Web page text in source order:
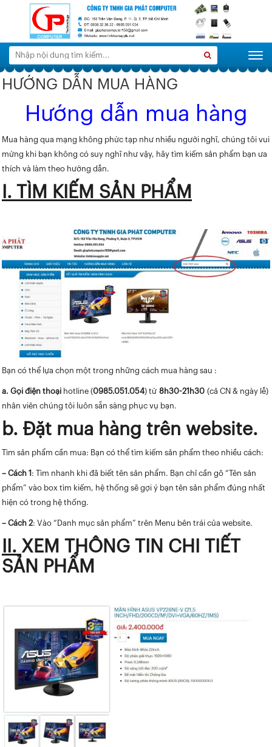
Tìm
kiếm:
HƯỚNG DẪN MUA HÀNG
Hướng dẫn mua hàng
Mua hàng qua mạng không phức tạp như nhiều người nghĩ, chúng tôi vui
mừng khi bạn không có suy nghĩ như vậy, hãy tìm kiếm sản phẩm bạn ưa
thích và làm theo hướng dẫn.
I. TÌM KIẾM SẢN PHẨM
Bạn có thể lựa chọn một trong những cách mua hàng sau :
a. Gọi điện thoại hotline (0985.051.054) từ 8h30-21h30 (cả CN & ngày lễ)
nhân viên chúng tôi luôn sẵn sàng phục vụ bạn.
b. Đặt mua hàng trên website.
Tìm sản phẩm cần mua: Bạn có thể tìm kiếm sản phẩm theo nhiều cách:
– Cách 1 : Tìm nhanh khi đã biết tên sản phẩm. Bạn chỉ cần gõ “Tên sản
phẩm” vào box tìm kiếm, hệ thống sẽ gợi ý bạn tên sản phẩm đúng nhất
hiện có trong hệ thống.
– Cách 2: Vào “Danh mục sản phẩm” trên Menu bên trái của website.
II. XEM THÔNG TIN CHI TIẾT
SẢN PHẨM